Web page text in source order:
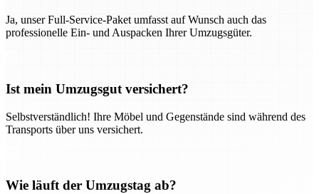
Ja, unser Full-Service-Paket umfasst auf Wunsch auch das
professionelle Ein- und Auspacken Ihrer Umzugsgüter.
Ist mein Umzugsgut versichert?
Selbstverständlich! Ihre Möbel und Gegenstände sind während des
Transports über uns versichert.
Wie läuft der Umzugstag ab?